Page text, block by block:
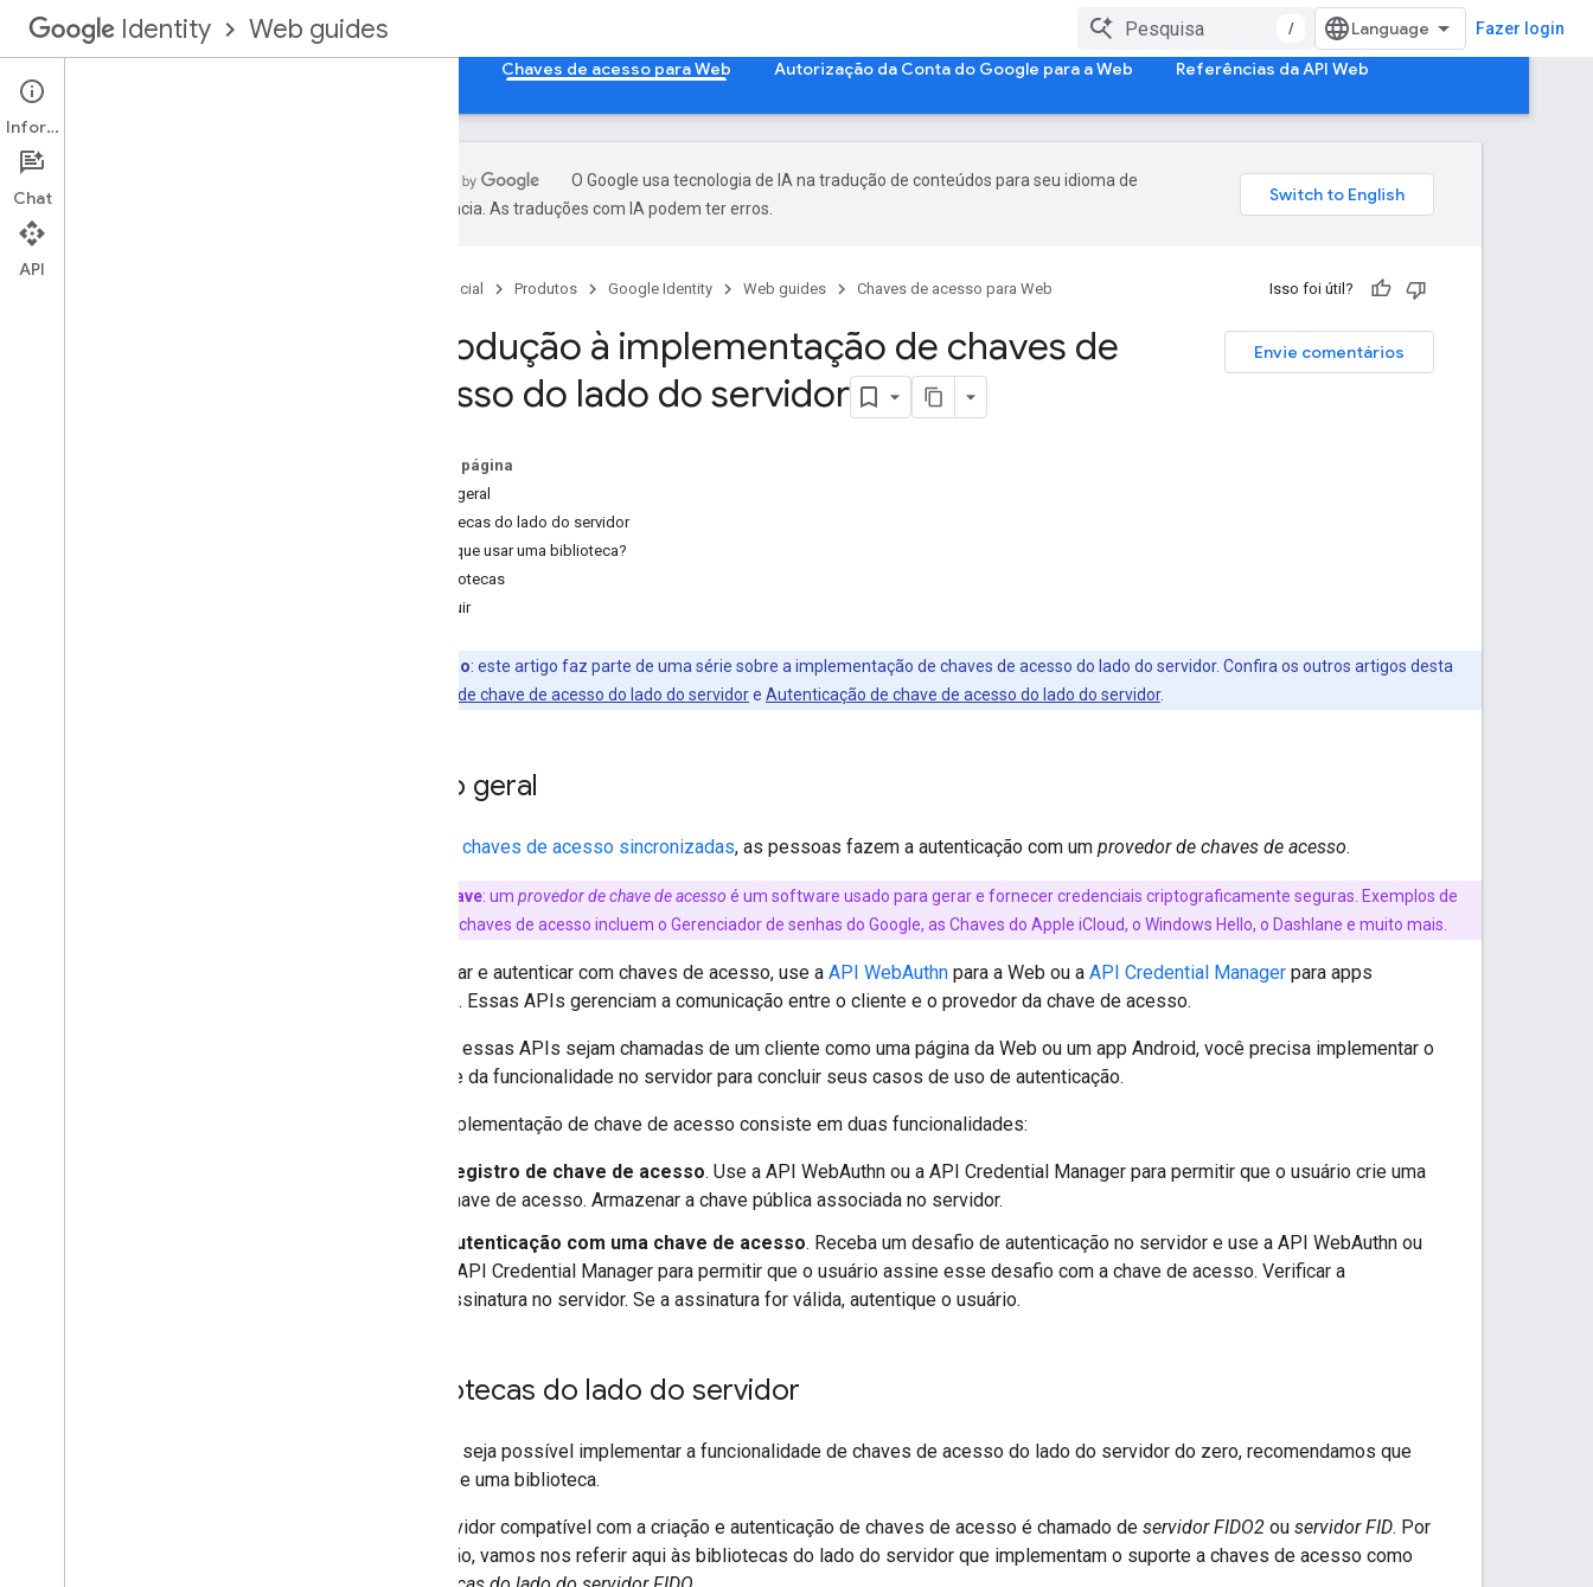
Identity Web guides / Fazer login
Chaves de acesso para Web Autorização da Conta do Google para a Web Referências da API Web
Introdução do lado do servidor
Introdução à implementação de
O Google usa tecnologia de IA na tradução de conteúdos para seu idioma de
preferência. As traduções com IA podem ter erros.
Página inicial Produtos Google Identity Web guides Chaves de acesso para Web Isso foi útil?
Envie comentários
Introdução à implementação de chaves de
acesso do lado do servidor
Nesta página
Visão geral
Bibliotecas do lado do servidor
Por que usar uma biblioteca?
Bibliotecas
A seguir
Observação: este artigo faz parte de uma série sobre a implementação de chaves de acesso do lado do servidor. Confira os outros artigos desta
Registro de chave de acesso do lado do servidore Autenticação de chave de acesso do lado do servidor.
Visão geral
chaves de acesso sincronizadas, as pessoas fazem a autenticação com um provedor de chaves de acesso.
Termo-chave: um provedor de chave de acesso é um software usado para gerar e fornecer credenciais criptograficamente seguras. Exemplos de
provedores de chaves de acesso incluem o Gerenciador de senhas do Google, as Chaves do Apple iCloud, o Windows Hello, o Dashlane e muito mais.
Para criar e autenticar com chaves de acesso, use a API WebAuthn para a Web ou a API Credential Manager para apps
Android. Essas APIs gerenciam a comunicação entre o cliente e o provedor da chave de acesso.
Embora essas APIs sejam chamadas de um cliente como uma página da Web ou um app Android, você precisa implementar o
restante da funcionalidade no servidor para concluir seus casos de uso de autenticação.
Uma implementação de chave de acesso consiste em duas funcionalidades:
Registro de chave de acesso. Use a API WebAuthn ou a API Credential Manager para permitir que o usuário crie uma
chave de acesso. Armazenar a chave pública associada no servidor.
Autenticação com uma chave de acesso. Receba um desafio de autenticação no servidor e use a API WebAuthn ou
a API Credential Manager para permitir que o usuário assine esse desafio com a chave de acesso. Verificar a
assinatura no servidor. Se a assinatura for válida, autentique o usuário.
Bibliotecas do lado do servidor
Embora seja possível implementar a funcionalidade de chaves de acesso do lado do servidor do zero, recomendamos que
você use uma biblioteca.
Um servidor compatível com a criação e autenticação de chaves de acesso é chamado de servidor FIDO2 ou servidor FID. Por
extensão, vamos nos referir aqui às bibliotecas do lado do servidor que implementam o suporte a chaves de acesso como
Informações
Chat
API